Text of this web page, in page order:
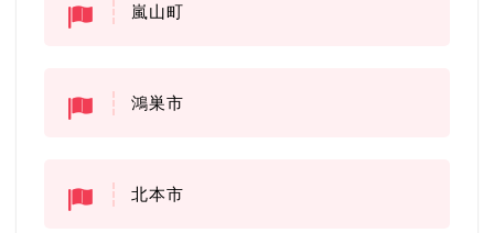
嵐山町
鴻巣市
北本市